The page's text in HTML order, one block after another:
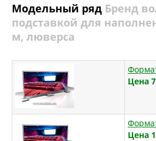
Модельный ряд Бренд
подставкой для
м, люверса
Цена
Цена